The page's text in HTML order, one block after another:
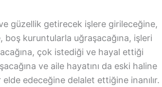
güzellik getirecek işlere girileceğine,
boş kuruntularla uğraşacağına, işleri
çok istediği ve hayal ettiği
ve aile hayatını da eski haline
elde edeceğine delalet ettiğine inanılır.